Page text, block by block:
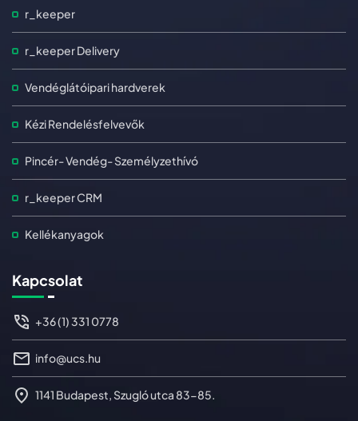
r_keeper
r_keeper Delivery
Vendéglátóipari hardverek
Kézi Rendelésfelvevők
Pincér- Vendég- Személyzethívó
r_keeper CRM
Kellékanyagok
Kapcsolat
+36 (1) 331 0778
info@ucs.hu
1141 Budapest, Szugló utca 83-85.